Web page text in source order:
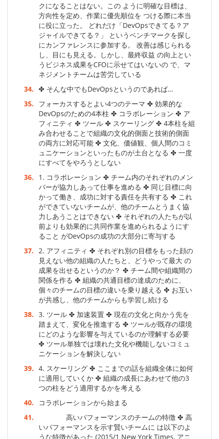
クになることはない。この ように明確な目標は、
方向性を定め、作業に優先順位を つける際に本当
に役に立った。 どれだけ「DevOpsできてる？ア
ジャイルできてる？」 というベンチマークを探し
にカンファレンスに参加する。 改善は感じられる
し、目にも見える。しかし、最終収益 の向上とい
うビジネス成果をCFOに示せてはいないの で、マ
ネジメントチームは苦労している
34. ✤ そんな中でもDevOpsというのであれば…
35. フォーカスするとよい4つのテーマ ✤ 効果的な
DevOpsのための4本柱 ✤ コラボレーション ✤ ア
フィニティ ✤ ツール ✤ スケーリング ✤ 4本柱を組
み合わせることで組織の文化的側面と技術的側面
の両方に対応可能 ✤ 文化、価値観、個人間のコミ
ュニケーションといったものが土台となる ✤ 一度
にすべてをやろうとしない
36. 1. コラボレーション ✤ チーム内のそれぞれのメン
バーが協力しあって仕事を進める ✤ 同じ目標に向
かって働き、成功に対する責任を共有する ✤ これ
ができていないチームが、他のチームとうまく協
力しあうことはできない ✤ それぞれの人たちが以
前よりも効果的に共同作業を進められるようにす
ること がDevOpsの成功の大部分に寄与する
37. 2. アフィニティ ✤ それぞれ別の目標をもった顔の
見えない他の組織の人たちと、どうやって最大 の
成果を出せるというのか？ ✤ チーム間や組織間の
関係を作る ✤ 組織の共通目標の達成のために、
個々のチームの目標の違いを乗り越える ✤ お互い
が共感し、他のチームからも学習し続ける
38. 3. ツール ✤ 加速装置 ✤ 現在の文化と向かう先を
踏まえて、変化を推進する ✤ ツールが既存の環境
にどのような影響を与えているのか理解する必要
✤ ツール単独では壊れた文化や機能しないコミュ
ニケーションを解決しない
39. 4. スケーリング ✤ ここまでの話を組織全体に如何
に適用していくか ✤ 組織の成長にあわせて他の3
つの柱をどう適用するかを考える
40.
コラボレーションから始まる
41.
高いパフォーマンスのチームの特徴 ✤ 高
いパフォーマンスを示す賢いチームに は以下のよ
うな特徴があった (2015/1 New York Times, アニ